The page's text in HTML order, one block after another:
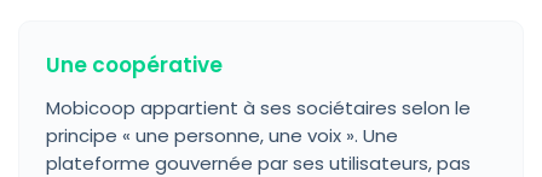
Une coopérative
Mobicoop appartient à ses sociétaires selon le
principe « une personne, une voix ». Une
plateforme gouvernée par ses utilisateurs, pas